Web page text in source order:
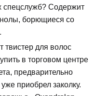
спецслужб? Содержит
борющиеся со
твистер для волос
в торговом центре
предварительно
приобрел заколку.